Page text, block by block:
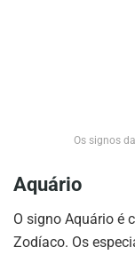
Os signos
Aquário
O signo Aquário é
Zodíaco. Os